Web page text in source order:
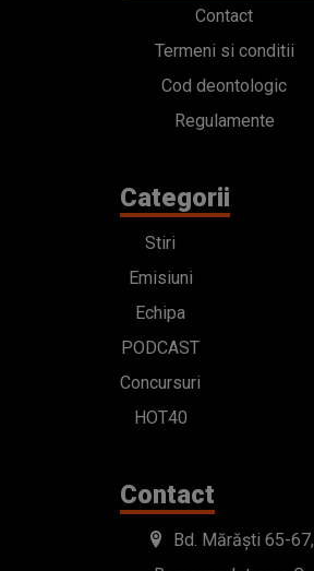
Contact
Termeni si conditii
Cod deontologic
Regulamente
Categorii
Stiri
Emisiuni
Echipa
PODCAST
Concursuri
HOT40
Contact
Bd. Mărăști 65-67,